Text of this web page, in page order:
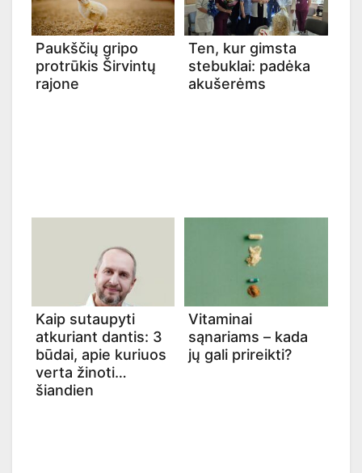
Paukščių gripo
protrūkis Širvintų
rajone
Ten, kur gimsta
stebuklai: padėka
akušerėms
Kaip sutaupyti
atkuriant dantis: 3
būdai, apie kuriuos
verta žinoti
šiandien
Vitaminai
sąnariams – kada
jų gali prireikti?